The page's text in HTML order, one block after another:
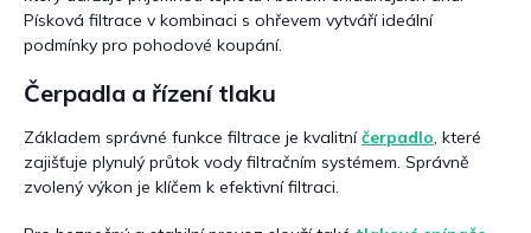
Písková filtrace v kombinaci s ohřevem vytváří ideální
podmínky pro pohodové koupání.
Čerpadla a řízení tlaku
Základem správné funkce filtrace je kvalitníčerpadlo, které
zajišťuje plynulý průtok vody filtračním systémem. Správně
zvolený výkon je klíčem k efektivní filtraci.